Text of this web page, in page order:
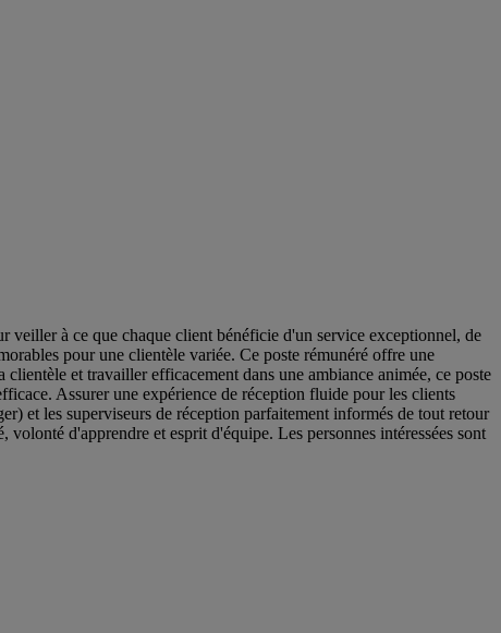
veiller à ce que chaque client bénéficie d'un service exceptionnel, de
pour une clientèle variée. Ce poste rémunéré offre une
et travailler efficacement dans une ambiance animée, ce poste
Assurer une expérience de réception fluide pour les clients
et les superviseurs de réception parfaitement informés de tout retour
d'apprendre et esprit d'équipe. Les personnes intéressées sont